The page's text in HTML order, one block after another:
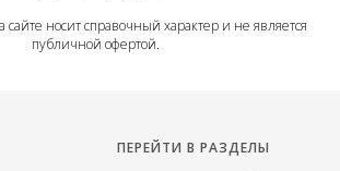
носит справочный характер и не является
публичной офертой.
ПЕРЕЙТИ В РАЗДЕЛЫ